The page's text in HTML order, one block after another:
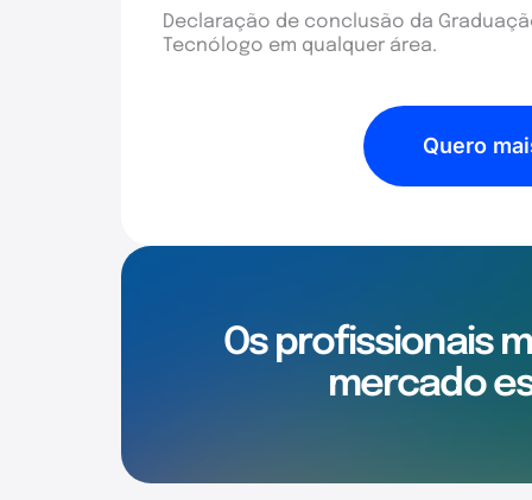
Declaração de conclusão da
Tecnólogo em qualquer área.
Quero
Os profissionais
mercado